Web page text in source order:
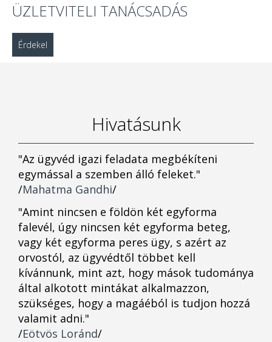
ÜZLETVITELI TANÁCSADÁS
Érdekel
Hivatásunk
"Az ügyvéd igazi feladata megbékíteni
egymással a szemben álló feleket."
/Mahatma Gandhi/
"Amint nincsen e földön két egyforma
falevél, úgy nincsen két egyforma beteg,
vagy két egyforma peres ügy, s azért az
orvostól, az ügyvédtől többet kell
kívánnunk, mint azt, hogy mások tudománya
által alkotott mintákat alkalmazzon,
szükséges, hogy a magáéból is tudjon hozzá
valamit adni."
/Eötvös Loránd/